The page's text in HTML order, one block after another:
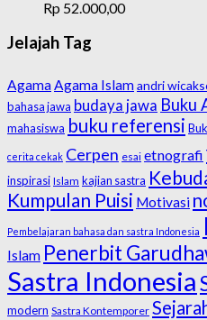
Rp 52.000,00
Jelajah Tag
AgamaAgama Islamandri
bahasa jawa budaya jawa Buku
mahasiswa buku referensi
cerita cekak Cerpen esai etnografi
inspirasi Islam kajian sastra
Kumpulan Puisi Motivasi
Pembelajaran bahasa dan sastra Indonesia
Islam Penerbit
Sastra Indonesia
modern Sastra Kontemporer